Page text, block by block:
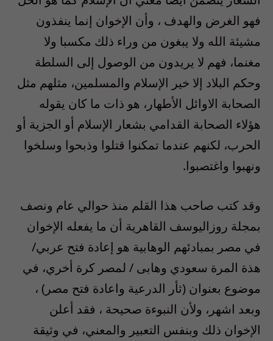
فهو الغرض والهدف ، وأن الإخوان إنما ينفذون
مشيئة الله ولا يبغون من وراء ذلك مكسبا ولا
مغنما، فهم لا يريدون من الوصول إلى السلطة
وحكم البلاد إلا خير الإسلام والمسلمين، مثلهم مثل
الصحابة الاوائل الأطهار، هو ذات ما كان يقوله
هؤلاء الصحابة القدامي بشعار الإسلام أو الجزية أو
الحرب، لكنهم عندما تمكنوا قتلوا وذبحوا وسلخوا
ونهبوا واغتصبوا.
وقد كتب صاحب هذا القلم منذ حوالي عام ونصف
بمجلة روزاليوسف القاهرية أن ما يفعله الإخوان
في مصر بمبادئهم الوهابية هو إعادة فتح عربي/
هذة المرة سعودي وهابى / لمصر كرة أخري، في
موضوع بعنوان (ثأر الدرعية واعادة فتح مصر) ،
وبعد اشهر، ولأن النبوءة صحيحة ، فقد أعلن
الإخوان ذلك وبنفس التعبير والمعني، في وثيقة